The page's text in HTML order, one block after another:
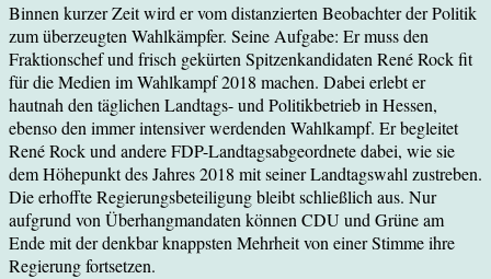
Binnen kurzer Zeit wird er vom distanzierten Beobachter der Politik
zum überzeugten Wahlkämpfer. Seine Aufgabe: Er muss den
Fraktionschef und frisch gekürten Spitzenkandidaten René Rock fit
für die Medien im Wahlkampf 2018 machen. Dabei erlebt er
hautnah den täglichen Landtags- und Politikbetrieb in Hessen,
ebenso den immer intensiver werdenden Wahlkampf. Er begleitet
René Rock und andere FDP-Landtagsabgeordnete dabei, wie sie
dem Höhepunkt des Jahres 2018 mit seiner Landtagswahl zustreben.
Die erhoffte Regierungsbeteiligung bleibt schließlich aus. Nur
aufgrund von Überhangmandaten können CDU und Grüne am
Ende mit der denkbar knappsten Mehrheit von einer Stimme ihre
Regierung fortsetzen.